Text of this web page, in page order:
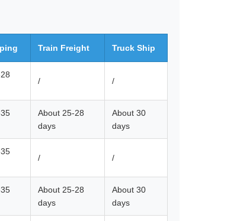
Train Freight Truck Ship
/ /
About 25-28
days
About 30
days
/ /
About 25-28
days
About 30
days